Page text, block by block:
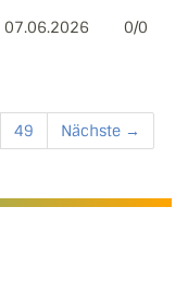
07.06.2026 0/0
49 Nächste →